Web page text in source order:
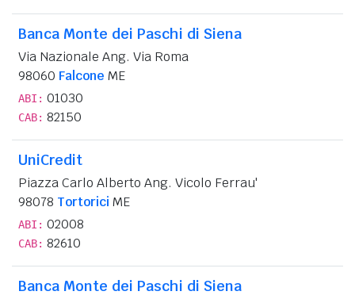
Banca Monte dei Paschi di Siena
Via Nazionale Ang. Via Roma
98060 Falcone ME
ABI: 01030
CAB: 82150
UniCredit
Piazza Carlo Alberto Ang. Vicolo Ferrau'
98078 Tortorici ME
ABI: 02008
CAB: 82610
Banca Monte dei Paschi di Siena